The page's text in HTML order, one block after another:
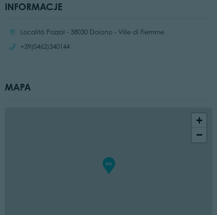
INFORMACJE
Location:Località Pozzal - 38030 Daiano - Ville di Fiemme
Call:
+39(0462)340144
MAPA
+
−